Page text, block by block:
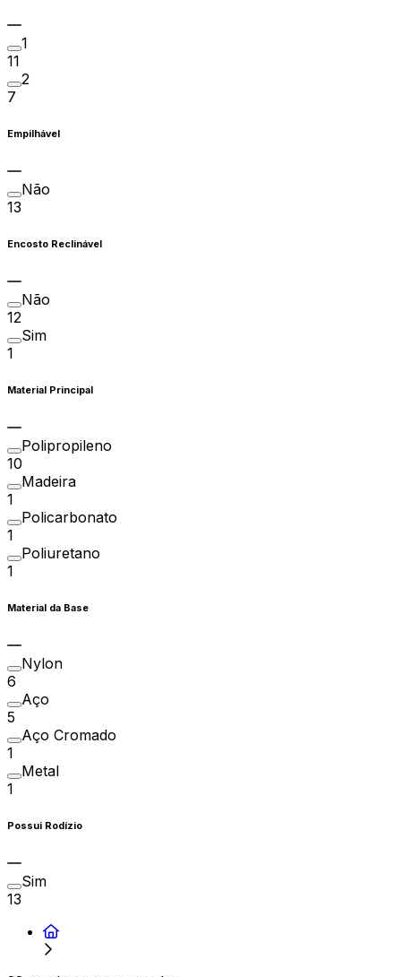
1
11
2
7
Empilhável
Não
13
Encosto Reclinável
Não
12
Sim
1
Material Principal
Polipropileno
10
Madeira
1
Policarbonato
1
Poliuretano
1
Material da Base
Nylon
6
Aço
5
Aço Cromado
1
Metal
1
Possui Rodízio
Sim
13